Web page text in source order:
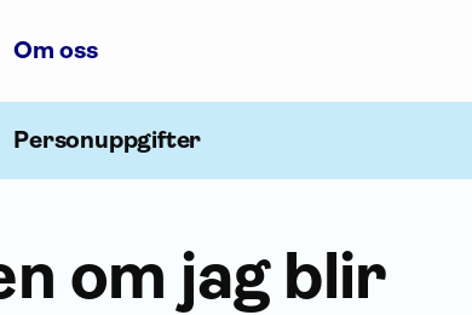
Om oss
Personuppgifter
om jag blir